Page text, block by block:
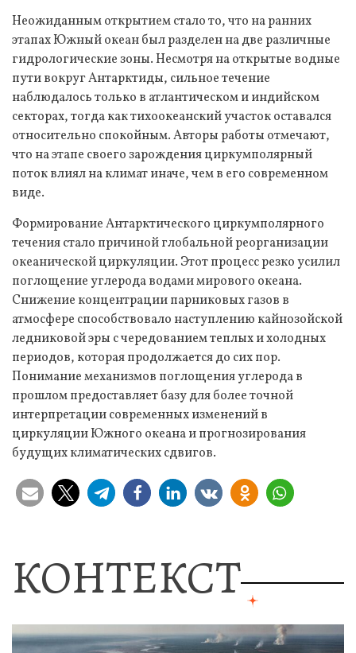
Неожиданным открытием стало то, что на ранних
этапах Южный океан был разделен на две различные
гидрологические зоны. Несмотря на открытые водные
пути вокруг Антарктиды, сильное течение
наблюдалось только в атлантическом и индийском
секторах, тогда как тихоокеанский участок оставался
относительно спокойным. Авторы работы отмечают,
что на этапе своего зарождения циркумполярный
поток влиял на климат иначе, чем в его современном
виде.
Формирование Антарктического циркумполярного
течения стало причиной глобальной реорганизации
океанической циркуляции. Этот процесс резко усилил
поглощение углерода водами мирового океана.
Снижение концентрации парниковых газов в
атмосфере способствовало наступлению кайнозойской
ледниковой эры с чередованием теплых и холодных
периодов, которая продолжается до сих пор.
Понимание механизмов поглощения углерода в
прошлом предоставляет базу для более точной
интерпретации современных изменений в
циркуляции Южного океана и прогнозирования
будущих климатических сдвигов.
КОНТЕКСТ